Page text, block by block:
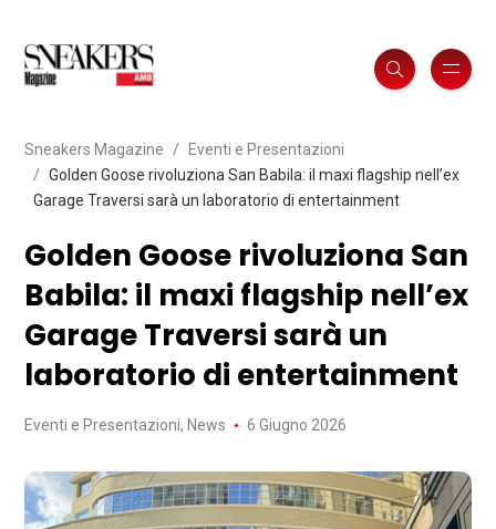
Sneakers Magazine
Eventi e Presentazioni
Golden Goose rivoluziona San Babila: il maxi flagship nell’ex
Garage Traversi sarà un laboratorio di entertainment
Golden Goose rivoluziona San
Babila: il maxi flagship nell’ex
Garage Traversi sarà un
laboratorio di entertainment
Eventi e Presentazioni, News 6 Giugno 2026